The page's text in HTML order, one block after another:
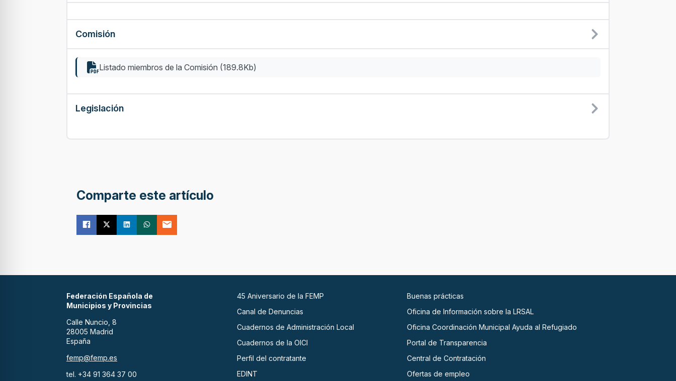
Comisión
Listado miembros de la Comisión (189.8Kb)
Legislación
Comparte este artículo
Federación Española de
Municipios y Provincias
Calle Nuncio, 8
28005 Madrid
España
femp@femp.es
tel. +34 91 364 37 00
45 Aniversario de la FEMP
Canal de Denuncias
Cuadernos de Administración Local
Cuadernos de la OICI
Perfil del contratante
EDINT
Buenas prácticas
Oficina de Información sobre la LRSAL
Oficina Coordinación Municipal Ayuda al Refugiado
Portal de Transparencia
Central de Contratación
Ofertas de empleo